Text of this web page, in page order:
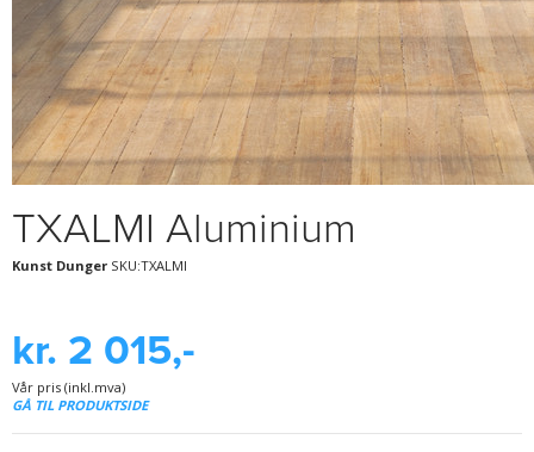
TXALMI Aluminium
Kunst Dunger SKU:TXALMI
kr. 2 015,-
Vår pris (inkl.mva)
GÅ TIL PRODUKTSIDE